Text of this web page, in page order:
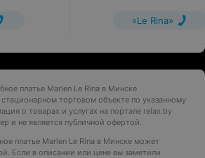
«Le Rina»
платье Marlen Le Rina в Минске
торговом объекте по указанному
о товарах и услугах на портале relax.by
и не является публичной офертой.
платье Marlen Le Rina в Минске может
Если в описании или цене вы заметили